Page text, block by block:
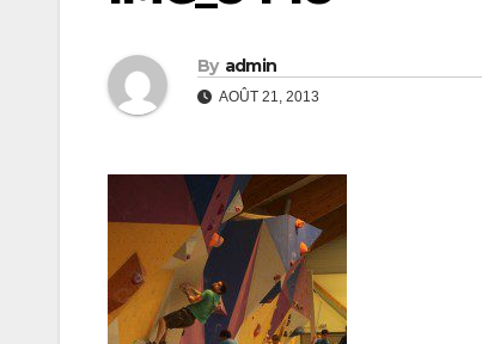
By admin
AOÛT 21, 2013